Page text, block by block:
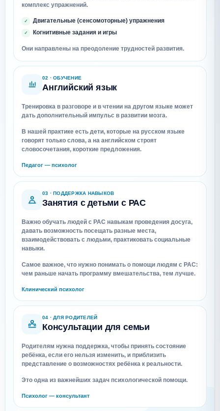
комплекс упражнений.
Двигательные (сенсомоторные) упражнения
Когнитивные задания и игры
Они направлены на преодоление трудностей развития.
02 · ОБУЧЕНИЕ
Английский язык
Тренировка в разговоре и в чтении на другом языке может
дать дополнительный импульс в развитии мозга.
В нашей практике есть дети, которые на русском языке
говорят только слова, а на английском строят
словосочетания, короткие предложения.
Педагог — психолог
03 · ПОДДЕРЖКА НАВЫКОВ
Занятия с детьми с РАС
Важно обучать людей с РАС навыкам проведения досуга,
давать возможность посещать разные места,
взаимодействовать с людьми, практиковать социальные
навыки.
Самое важное, что нужно понимать о помощи людям с РАС:
чем раньше начать программу вмешательства, тем лучше.
Клинический психолог
04 · ДЛЯ РОДИТЕЛЕЙ
Консультации для семьи
Родителям нужна поддержка, чтобы принять состояние
ребёнка, если его нельзя изменить, и приблизить
представление о возможностях ребёнка к реальности.
Это одна из важнейших задач психологической помощи.
Психолог — консультант